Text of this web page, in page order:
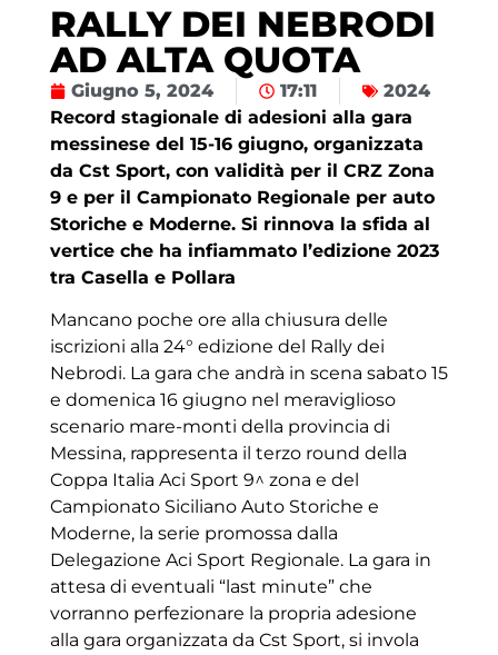
RALLY DEI NEBRODI
AD ALTA QUOTA
Giugno 5, 2024 17:11
2024
Record stagionale di adesioni alla gara
messinese del 15-16 giugno, organizzata
da Cst Sport, con validità per il CRZ Zona
9 e per il Campionato Regionale per auto
Storiche e Moderne. Si rinnova la sfida al
vertice che ha infiammato l’edizione 2023
tra Casella e Pollara
Mancano poche ore alla chiusura delle
iscrizioni alla 24° edizione del Rally dei
Nebrodi. La gara che andrà in scena sabato 15
e domenica 16 giugno nel meraviglioso
scenario mare-monti della provincia di
Messina, rappresenta il terzo round della
Coppa Italia Aci Sport 9^ zona e del
Campionato Siciliano Auto Storiche e
Moderne, la serie promossa dalla
Delegazione Aci Sport Regionale. La gara in
attesa di eventuali “last minute” che
vorranno perfezionare la propria adesione
alla gara organizzata da Cst Sport, si invola